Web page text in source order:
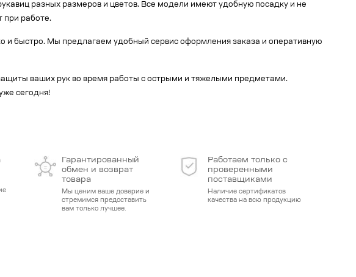
разных размеров и цветов. Все модели имеют удобную посадку и не
при работе.
и быстро. Мы предлагаем удобный сервис оформления заказа и оперативную
ваших рук во время работы с острыми и тяжелыми предметами.
сегодня!
Гарантированный
обмен и возврат
товара
Мы ценим ваше доверие и
стремимся предоставить
вам только лучшее.
Работаем только с
проверенными
поставщиками
Наличие сертификатов
качества на всю продукцию